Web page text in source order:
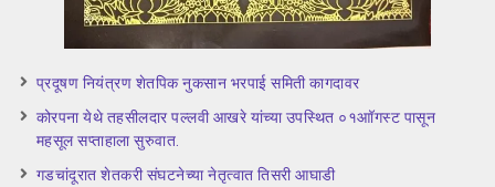
प्रदूषण नियंत्रण शेतपिक नुकसान भरपाई समिती कागदावर
कोरपना येथे तहसीलदार पल्लवी आखरे यांच्या उपस्थित ०१आॉगस्ट पासून
महसूल सप्ताहाला सुरुवात.
गडचांदूरात शेतकरी संघटनेच्या नेतृत्वात तिसरी आघाडी